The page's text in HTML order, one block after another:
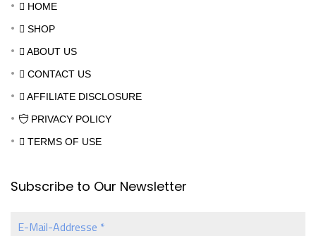
HOME
SHOP
ABOUT US
CONTACT US
AFFILIATE DISCLOSURE
PRIVACY POLICY
TERMS OF USE
Subscribe to Our Newsletter
Mail-